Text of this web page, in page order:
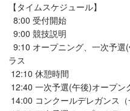
【タイムスケジュール】
8:00 受付開始
9:00 競技説明
9:10 オープニング、一次予選
ラス
12:10 休憩時間
12:40 一次予選(午後)オープン
14:00 コンクールデレガンス（